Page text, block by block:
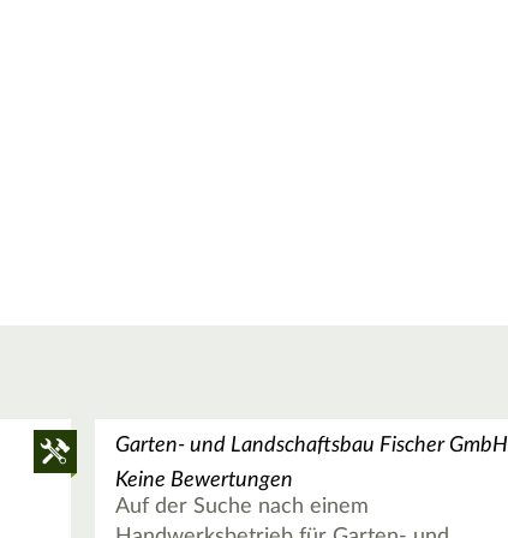
Garten- und Landschaftsbau Fischer GmbH
Keine Bewertungen
Auf der Suche nach einem